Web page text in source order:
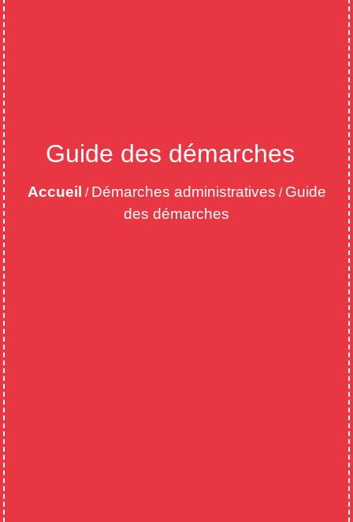
Guide des démarches
Accueil / Démarches administratives / Guide
des démarches